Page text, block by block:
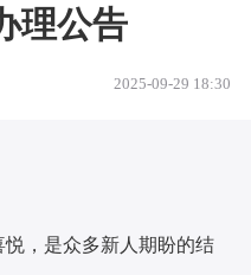
理公告
2025-09-29 18:30
，是众多新人期盼的结